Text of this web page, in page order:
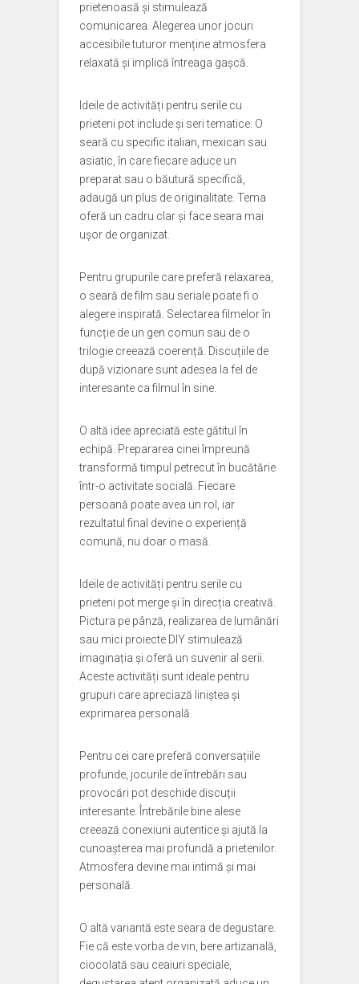
prietenoasă și stimulează
comunicarea. Alegerea unor jocuri
accesibile tuturor menține atmosfera
relaxată și implică întreaga gașcă.
Ideile de activități pentru serile cu
prieteni pot include și seri tematice. O
seară cu specific italian, mexican sau
asiatic, în care fiecare aduce un
preparat sau o băutură specifică,
adaugă un plus de originalitate. Tema
oferă un cadru clar și face seara mai
ușor de organizat.
Pentru grupurile care preferă relaxarea,
o seară de film sau seriale poate fi o
alegere inspirată. Selectarea filmelor în
funcție de un gen comun sau de o
trilogie creează coerență. Discuțiile de
după vizionare sunt adesea la fel de
interesante ca filmul în sine.
O altă idee apreciată este gătitul în
echipă. Prepararea cinei împreună
transformă timpul petrecut în bucătărie
într-o activitate socială. Fiecare
persoană poate avea un rol, iar
rezultatul final devine o experiență
comună, nu doar o masă.
Ideile de activități pentru serile cu
prieteni pot merge și în direcția creativă.
Pictura pe pânză, realizarea de lumânări
sau mici proiecte DIY stimulează
imaginația și oferă un suvenir al serii.
Aceste activități sunt ideale pentru
grupuri care apreciază liniștea și
exprimarea personală.
Pentru cei care preferă conversațiile
profunde, jocurile de întrebări sau
provocări pot deschide discuții
interesante. Întrebările bine alese
creează conexiuni autentice și ajută la
cunoașterea mai profundă a prietenilor.
Atmosfera devine mai intimă și mai
personală.
O altă variantă este seara de degustare.
Fie că este vorba de vin, bere artizanală,
ciocolată sau ceaiuri speciale,